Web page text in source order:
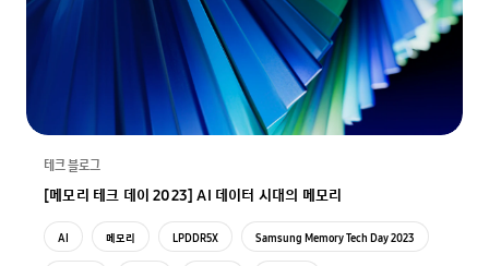
테크 블로그
[메모리 테크 데이 2023] AI 데이터 시대의 메모리
AI 메모리 LPDDR5X Samsung Memory Tech Day 2023